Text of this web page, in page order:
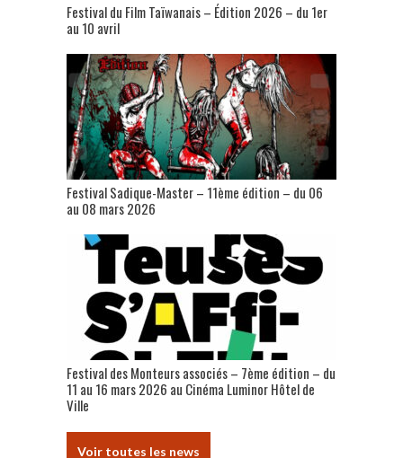
Festival du Film Taïwanais – Édition 2026 – du 1er
au 10 avril
Festival Sadique-Master – 11ème édition – du 06
au 08 mars 2026
Festival des Monteurs associés – 7ème édition – du
11 au 16 mars 2026 au Cinéma Luminor Hôtel de
Ville
Voir toutes les news